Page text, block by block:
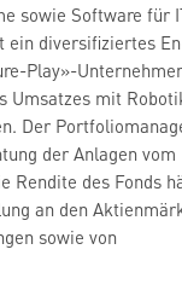
sowie Software für
ein diversifiziertes
Play»-
Umsatzes mit
Der
der Anlagen vom
Rendite des Fonds
an den
sowie von